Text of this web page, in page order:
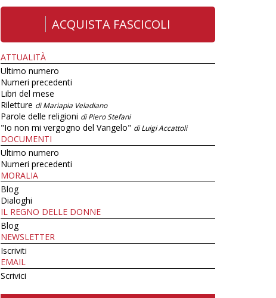
ACQUISTA FASCICOLI
ATTUALITÀ
Ultimo numero
Numeri precedenti
Libri del mese
Riletture di Mariapia Veladiano
Parole delle religioni di Piero Stefani
"Io non mi vergogno del Vangelo" di Luigi Accattoli
DOCUMENTI
Ultimo numero
Numeri precedenti
MORALIA
Blog
Dialoghi
IL REGNO DELLE DONNE
Blog
NEWSLETTER
Iscriviti
EMAIL
Scrivici